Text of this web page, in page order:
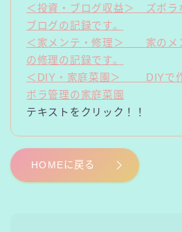
＜投資・ブログ収益＞ ズボラ
ブログの記録です。
＜家メンテ・修理＞ 家のメ
の修理の記録です。
＜DIY・家庭菜園＞ DIYで作
ボラ管理の家庭菜園
テキストをクリック！！
HOMEに戻る